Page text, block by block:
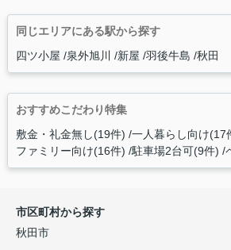
同じエリアにある駅から探す
四ツ小屋 泉外旭川 新屋 羽後牛島 秋田
おすすめこだわり特集
敷金・礼金無し(19件) 一人暮らし向け(17
ファミリー向け(16件) 駐車場2台可(9件)
市区町村から探す
秋田市